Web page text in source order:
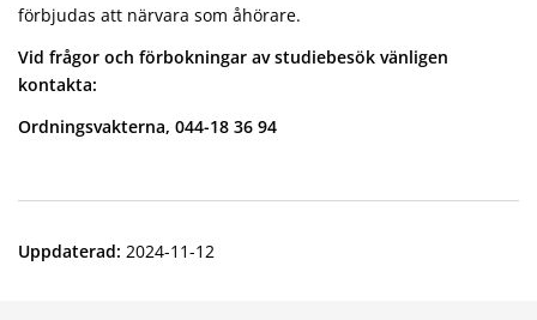
förbjudas att närvara som åhörare.
Vid frågor och förbokningar av studiebesök vänligen
kontakta:
Ordningsvakterna, 044-18 36 94
Uppdaterad: 2024-11-12